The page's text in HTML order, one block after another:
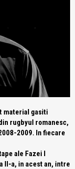
material gasiti
rugbyul romanesc,
2009. In fiecare
ale Fazei I
II-a, in acest an, intre